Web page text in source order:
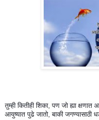
तुम्ही कितीही शिका, पण जो ह्या
आयुष्यात पुढे जातो, बाकी